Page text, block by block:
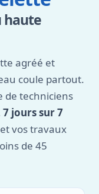
haute
agréé et
coule partout.
de techniciens
7 jours sur 7
vos travaux
de 45